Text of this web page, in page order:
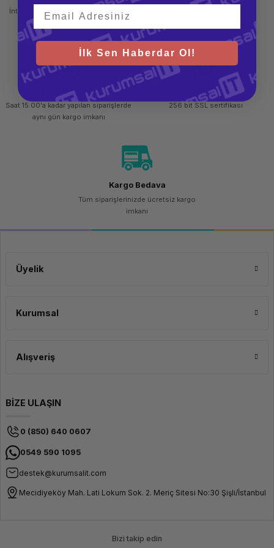
İnternetten sipariş et ve mağazadan
Hızlı Gönderi
Saat 15.00'a kadar yapılan siparişlerde
aynı gün kargo imkanı
Güvenli Alışveriş
256 bit SSL sertifikası
Kargo Bedava
Tüm siparişlerinizde ücretsiz kargo
imkanı
Üyelik
Kurumsal
Alışveriş
BİZE ULAŞIN
0 (850) 640 0607
0549 590 1095
destek@kurumsalit.com
Mecidiyeköy Mah. Lati Lokum Sok. 2. Meriç Sitesi No:30 Şişli/İstanbul
Bizi takip edin
İlk Sen Haberdar Ol!